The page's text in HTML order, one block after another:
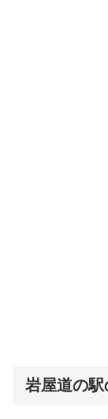
岩屋道の